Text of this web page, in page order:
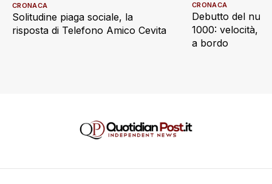
Solitudine piaga sociale, la
risposta di Telefono Amico Cevita
CRONACA
Debutto del
1000: velocità,
a bordo
CRONACA